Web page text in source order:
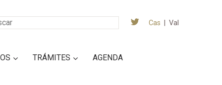
Cas Val
TRÁMITES AGENDA